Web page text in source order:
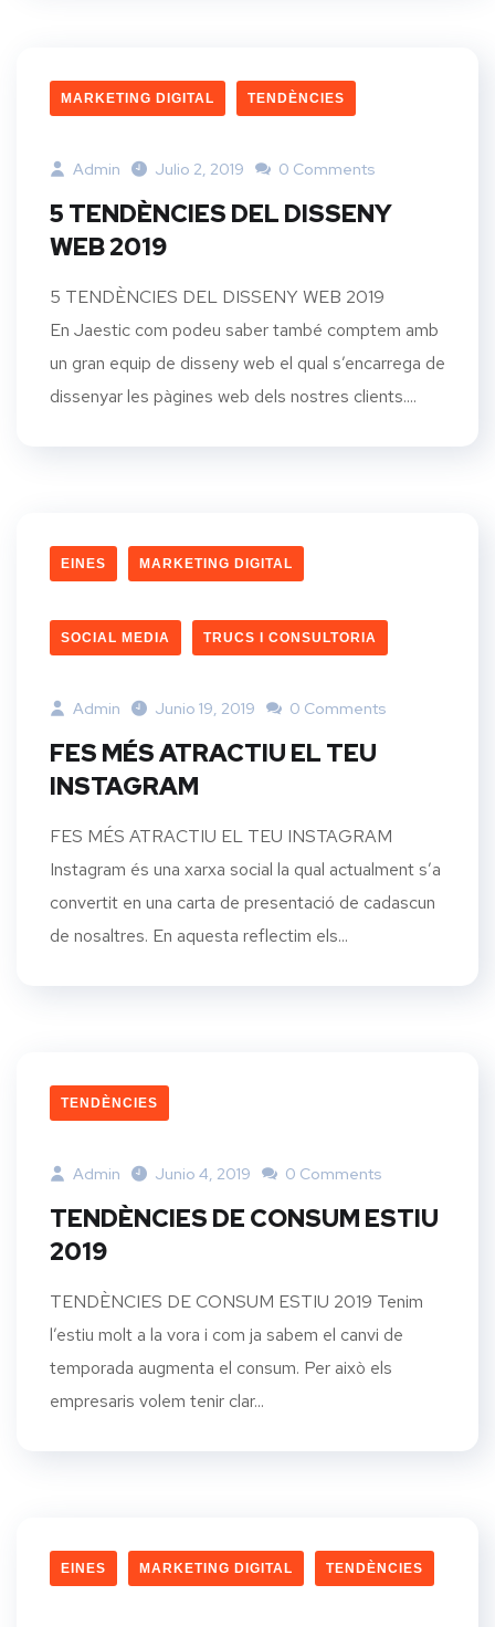
MARKETING DIGITAL TENDÈNCIES
Admin Julio 2, 2019 0 Comments
5 TENDÈNCIES DEL DISSENY
WEB 2019
5 TENDÈNCIES DEL DISSENY WEB 2019
En Jaestic com podeu saber també comptem amb
un gran equip de disseny web el qual s’encarrega de
dissenyar les pàgines web dels nostres clients....
EINES MARKETING DIGITAL
SOCIAL MEDIA TRUCS I CONSULTORIA
Admin Junio 19, 2019 0 Comments
FES MÉS ATRACTIU EL TEU
INSTAGRAM
FES MÉS ATRACTIU EL TEU INSTAGRAM
Instagram és una xarxa social la qual actualment s’a
convertit en una carta de presentació de cadascun
de nosaltres. En aquesta reflectim els...
TENDÈNCIES
Admin Junio 4, 2019 0 Comments
TENDÈNCIES DE CONSUM ESTIU
2019
TENDÈNCIES DE CONSUM ESTIU 2019 Tenim
l’estiu molt a la vora i com ja sabem el canvi de
temporada augmenta el consum. Per això els
empresaris volem tenir clar...
EINES MARKETING DIGITAL TENDÈNCIES